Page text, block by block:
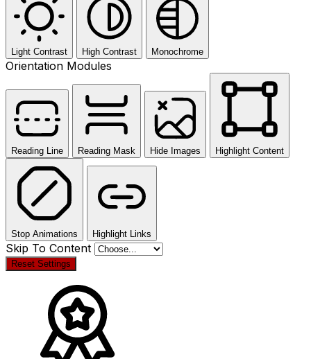
Light Contrast High Contrast Monochrome
Orientation Modules
Reading Line Reading Mask Hide Images Highlight Content
Stop Animations Highlight Links
Skip To Content
Reset Settings